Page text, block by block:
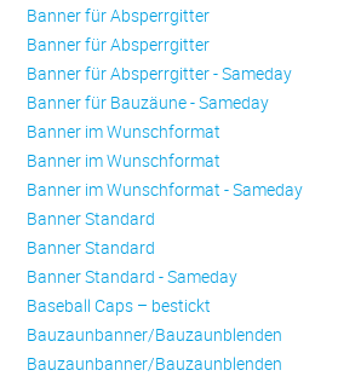
Banner für Absperrgitter
Banner für Absperrgitter
Banner für Absperrgitter - Sameday
Banner für Bauzäune - Sameday
Banner im Wunschformat
Banner im Wunschformat
Banner im Wunschformat - Sameday
Banner Standard
Banner Standard
Banner Standard - Sameday
Baseball Caps – bestickt
Bauzaunbanner/Bauzaunblenden
Bauzaunbanner/Bauzaunblenden